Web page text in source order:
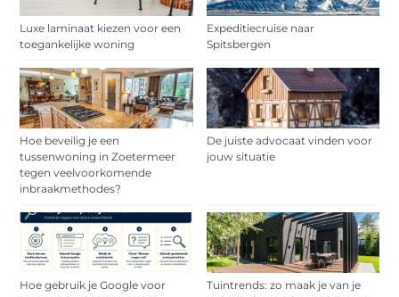
Luxe laminaat kiezen voor een
toegankelijke woning
Expeditiecruise naar
Spitsbergen
Hoe beveilig je een
tussenwoning in Zoetermeer
tegen veelvoorkomende
inbraakmethodes?
De juiste advocaat vinden voor
jouw situatie
Hoe gebruik je Google voor
Tuintrends: zo maak je van je